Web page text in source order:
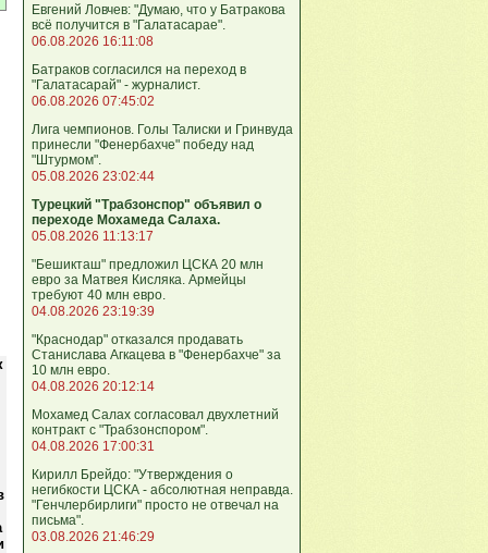
Евгений Ловчев: "Думаю, что у Батракова
всё получится в "Галатасарае".
06.08.2026 16:11:08
Батраков согласился на переход в
"Галатасарай" - журналист.
06.08.2026 07:45:02
Лига чемпионов. Голы Талиски и Гринвуда
принесли "Фенербахче" победу над
"Штурмом".
05.08.2026 23:02:44
Турецкий "Трабзонспор" объявил о
переходе Мохамеда Салаха.
05.08.2026 11:13:17
"Бешикташ" предложил ЦСКА 20 млн
евро за Матвея Кисляка. Армейцы
требуют 40 млн евро.
04.08.2026 23:19:39
"Краснодар" отказался продавать
Станислава Агкацева в "Фенербахче" за
10 млн евро.
04.08.2026 20:12:14
Мохамед Салах согласовал двухлетний
контракт с "Трабзонспором".
04.08.2026 17:00:31
Кирилл Брейдо: "Утверждения о
негибкости ЦСКА - абсолютная неправда.
"Генчлербирлиги" просто не отвечал на
письма".
03.08.2026 21:46:29